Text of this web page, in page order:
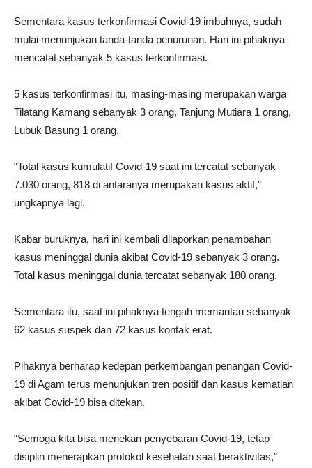
Sementara kasus terkonfirmasi Covid-19 imbuhnya, sudah
mulai menunjukan tanda-tanda penurunan. Hari ini pihaknya
mencatat sebanyak 5 kasus terkonfirmasi.
5 kasus terkonfirmasi itu, masing-masing merupakan warga
Tilatang Kamang sebanyak 3 orang, Tanjung Mutiara 1 orang,
Lubuk Basung 1 orang.
“Total kasus kumulatif Covid-19 saat ini tercatat sebanyak
7.030 orang, 818 di antaranya merupakan kasus aktif,”
ungkapnya lagi.
Kabar buruknya, hari ini kembali dilaporkan penambahan
kasus meninggal dunia akibat Covid-19 sebanyak 3 orang.
Total kasus meninggal dunia tercatat sebanyak 180 orang.
Sementara itu, saat ini pihaknya tengah memantau sebanyak
62 kasus suspek dan 72 kasus kontak erat.
Pihaknya berharap kedepan perkembangan penangan Covid-
19 di Agam terus menunjukan tren positif dan kasus kematian
akibat Covid-19 bisa ditekan.
“Semoga kita bisa menekan penyebaran Covid-19, tetap
disiplin menerapkan protokol kesehatan saat beraktivitas,”